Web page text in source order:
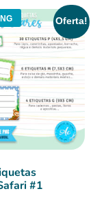
Oferta!
#1